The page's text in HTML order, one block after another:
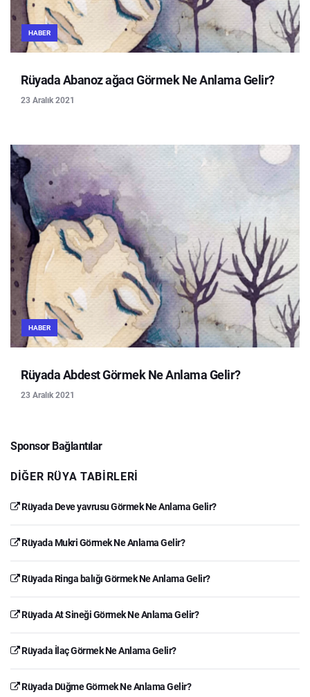
HABER
Rüyada Abanoz ağacı Görmek Ne Anlama Gelir?
23 Aralık 2021
HABER
Rüyada Abdest Görmek Ne Anlama Gelir?
23 Aralık 2021
Sponsor Bağlantılar
DIĞER RÜYA TABIRLERI
Rüyada Deve yavrusu Görmek Ne Anlama Gelir?
Rüyada Mukri Görmek Ne Anlama Gelir?
Rüyada Ringa balığı Görmek Ne Anlama Gelir?
Rüyada At Sineği Görmek Ne Anlama Gelir?
Rüyada İlaç Görmek Ne Anlama Gelir?
Rüyada Düğme Görmek Ne Anlama Gelir?